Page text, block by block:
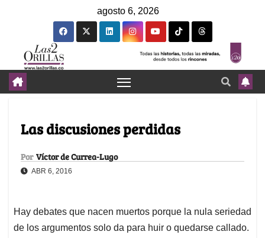
agosto 6, 2026
Las discusiones perdidas
Por Víctor de Currea-Lugo
ABR 6, 2016
Hay debates que nacen muertos porque la nula seriedad
de los argumentos solo da para huir o quedarse callado.